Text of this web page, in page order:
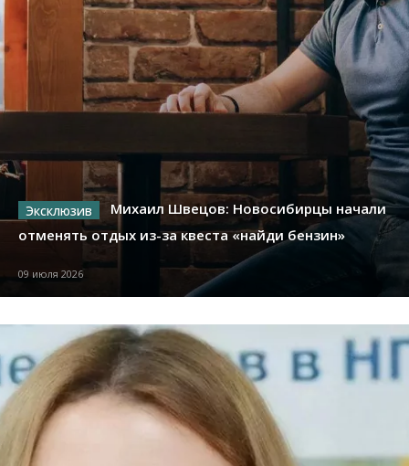
Михаил Швецов: Новосибирцы начали
отменять отдых из-за квеста «найди бензин»
09 июля 2026